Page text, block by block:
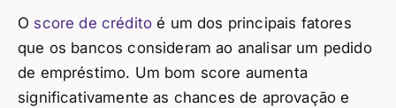
O score de crédito é um dos principais fatores
que os bancos consideram ao analisar um pedido
de empréstimo. Um bom score aumenta
significativamente as chances de aprovação e